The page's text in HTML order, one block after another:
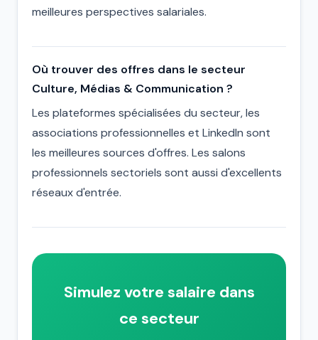
meilleures perspectives salariales.
Où trouver des offres dans le secteur
Culture, Médias & Communication ?
Les plateformes spécialisées du secteur, les
associations professionnelles et LinkedIn sont
les meilleures sources d'offres. Les salons
professionnels sectoriels sont aussi d'excellents
réseaux d'entrée.
Simulez votre salaire dans
ce secteur